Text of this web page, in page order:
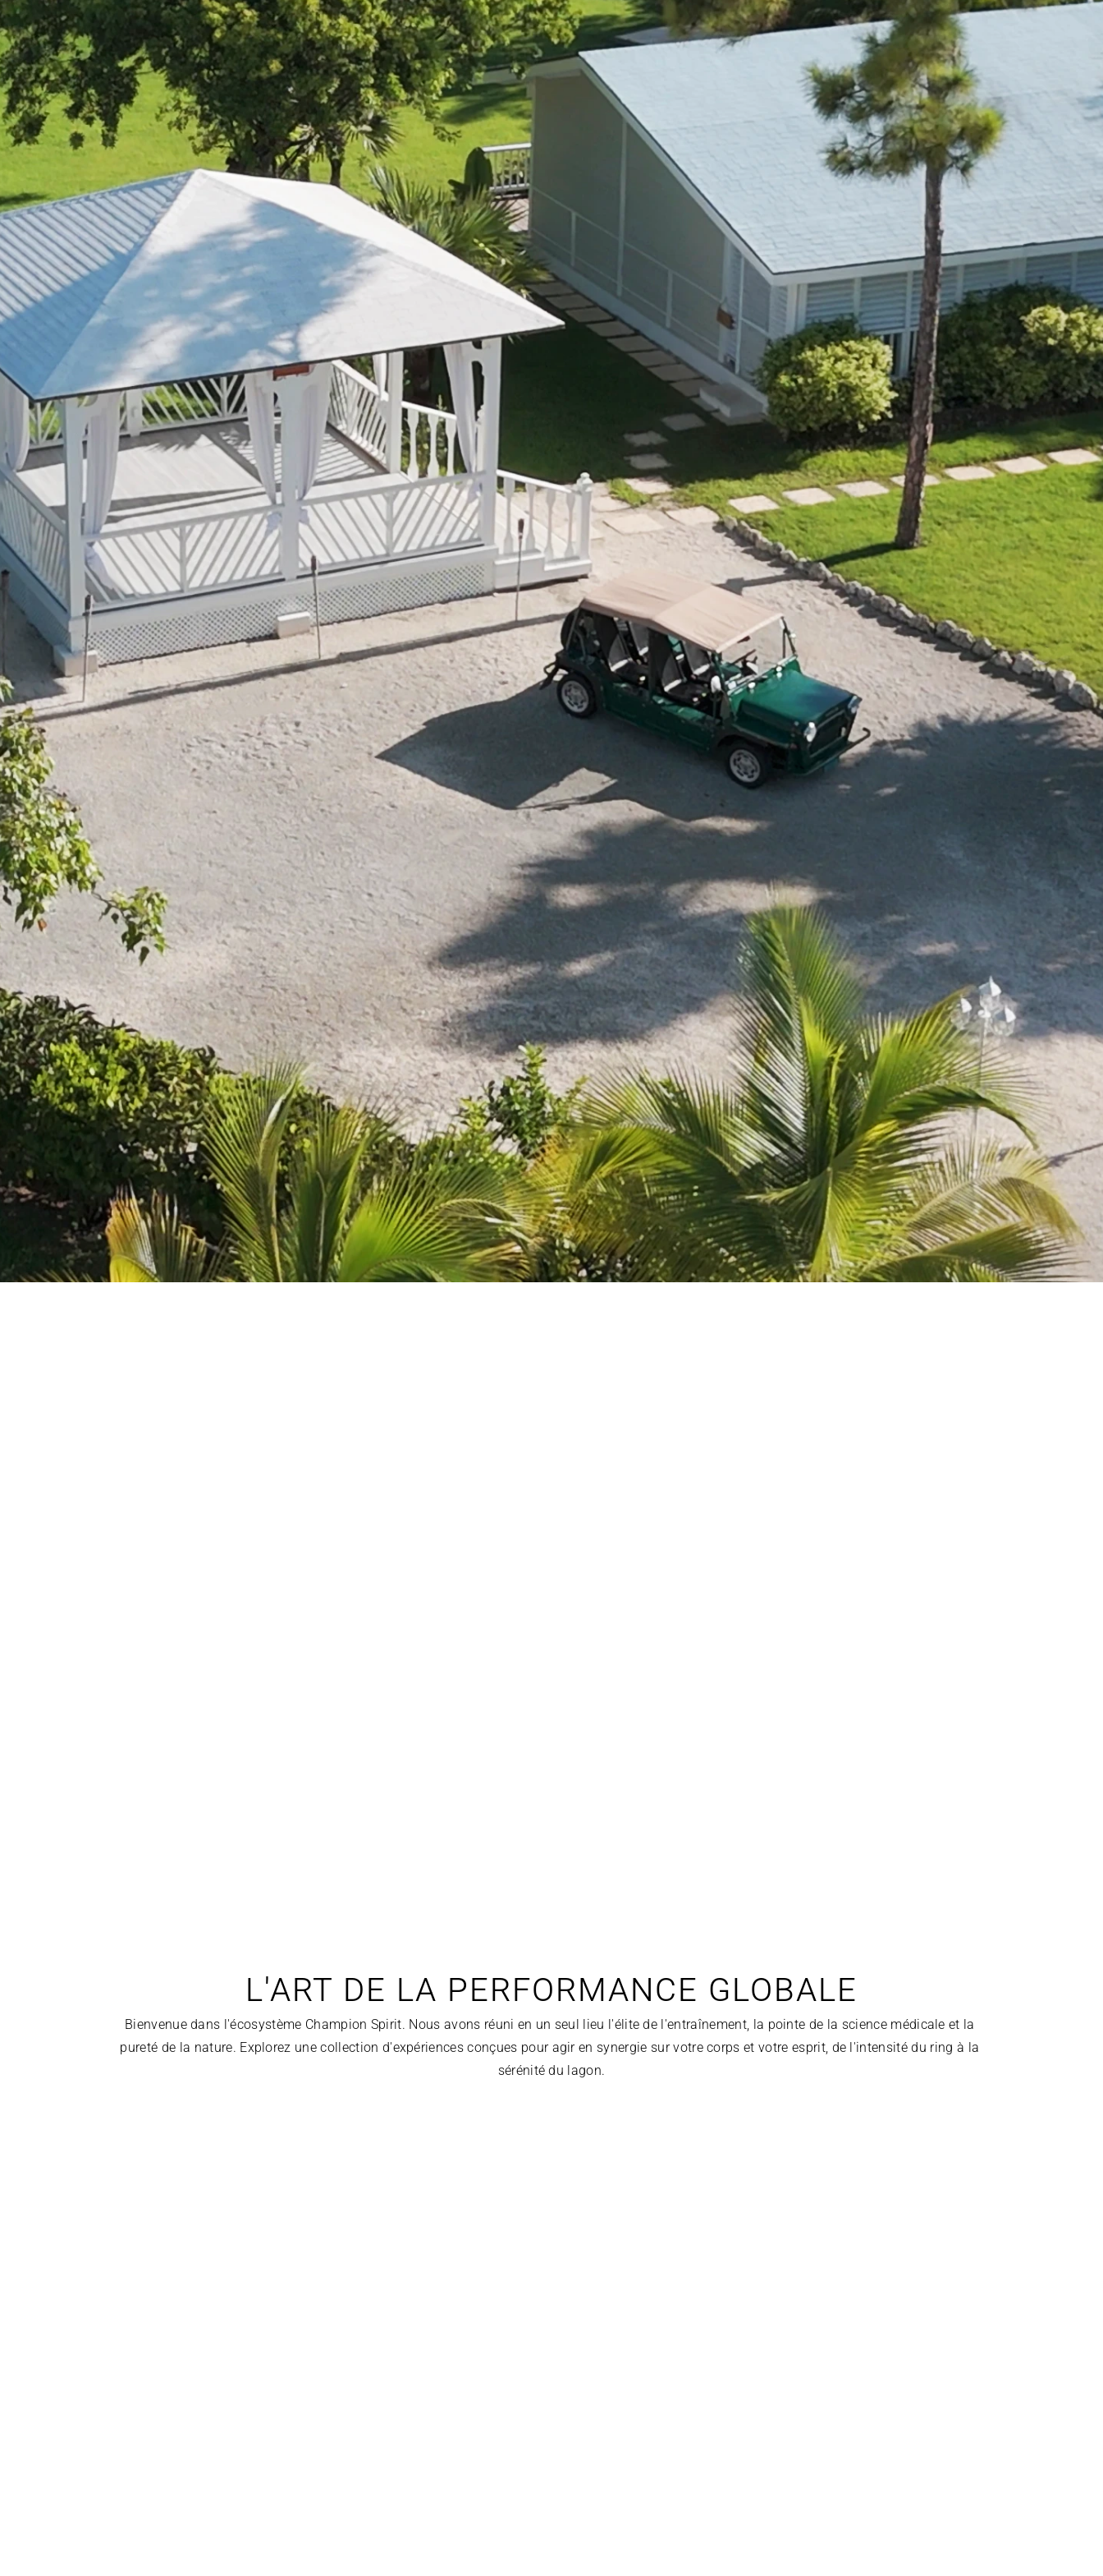
L'ART DE LA PERFORMANCE GLOBALE
Bienvenue dans l'écosystème Champion Spirit. Nous avons réuni en un seul lieu l'élite de l'entraînement, la pointe de la science médicale et la
pureté de la nature. Explorez une collection d'expériences conçues pour agir en synergie sur votre corps et votre esprit, de l'intensité du ring à la
sérénité du lagon.